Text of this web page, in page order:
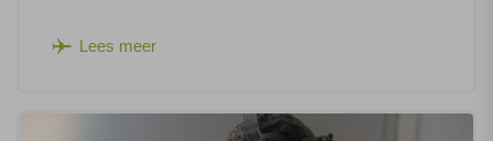
Lees meer